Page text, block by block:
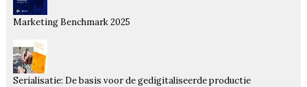
Marketing Benchmark 2025
Serialisatie: De basis voor de gedigitaliseerde productie